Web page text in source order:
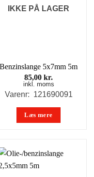
IKKE PÅ LAGER
Benzinslange 5x7mm 5m
85,00 kr.
inkl. moms
Varenr: 121690091
Læs mere